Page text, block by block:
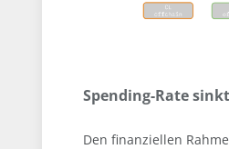
Spending-Rate
Den finanziellen